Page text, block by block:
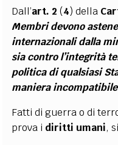
Dall’art. 2(4) della
Membri devono
internazionali dalla
sia contro l’integrità
politica di qualsiasi
maniera
Fatti di guerra o di
prova i diritti umani,